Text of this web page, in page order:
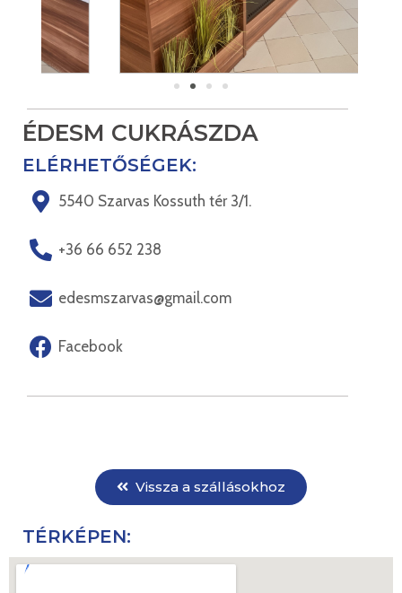
ÉDESM CUKRÁSZDA
ELÉRHETŐSÉGEK:
5540 Szarvas Kossuth tér 3/1.
+36 66 652 238
edesmszarvas@gmail.com
Facebook
Vissza a szállásokhoz
TÉRKÉPEN: